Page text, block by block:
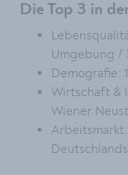
Die Top 3 in
Umgebung /
Demografie:
Wirtschaft &
Wiener